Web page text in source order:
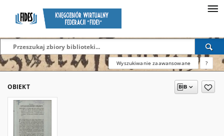
Wyszukiwanie zaawansowane ?
OBIEKT